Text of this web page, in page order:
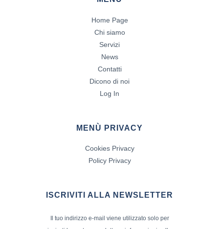
Home Page
Chi siamo
Servizi
News
Contatti
Dicono di noi
Log In
MENÙ PRIVACY
Cookies Privacy
Policy Privacy
ISCRIVITI ALLA NEWSLETTER
Il tuo indirizzo e-mail viene utilizzato solo per